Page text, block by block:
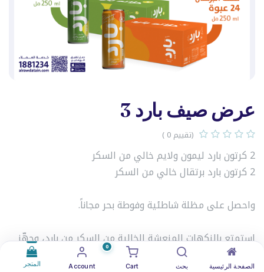
الصفحة الرئيسية بحث
0
Cart
Account المتجر
عرض صيف بارد 3
(تقييم 0 )
2 كرتون بارد ليمون ولايم خالي من السكر
2 كرتون بارد برتقال خالي من السكر
واحصل على مظلة شاطئية وفوطة بحر مجاناً.
استمتع بالنكهات المنعشة الخالية من السكر من بارد، وجهّز
نفسك للصيف مع هدايا شاطئية مميزة.